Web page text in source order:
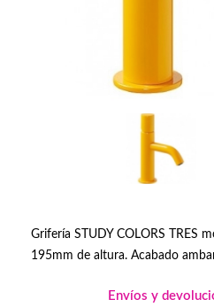
Grifería STUDY COLORS TRES
195mm de altura. Acabado
Envíos y